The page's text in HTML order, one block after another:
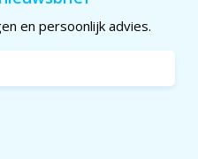
en persoonlijk advies.